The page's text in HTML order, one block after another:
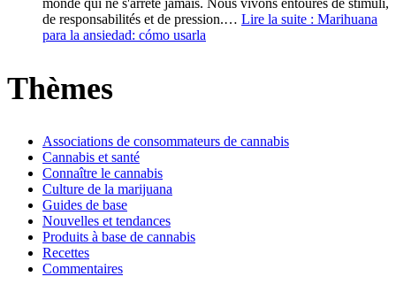
monde qui ne s'arrête jamais. Nous vivons entourés de stimuli,
de responsabilités et de pression.… Lire la suite : Marihuana
para la ansiedad: cómo usarla
Thèmes
Associations de consommateurs de cannabis
Cannabis et santé
Connaître le cannabis
Culture de la marijuana
Guides de base
Nouvelles et tendances
Produits à base de cannabis
Recettes
Commentaires